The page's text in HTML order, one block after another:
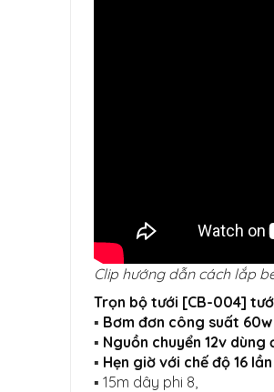
Clip hướng dẫn cách lắp
Trọn bộ tưới [CB-004]
▪️ Bơm đơn công suất
▪️ Nguồn chuyển 12v dùng
▪️ Hẹn giờ với chế độ 16
▪️ 15m dây phi 8,